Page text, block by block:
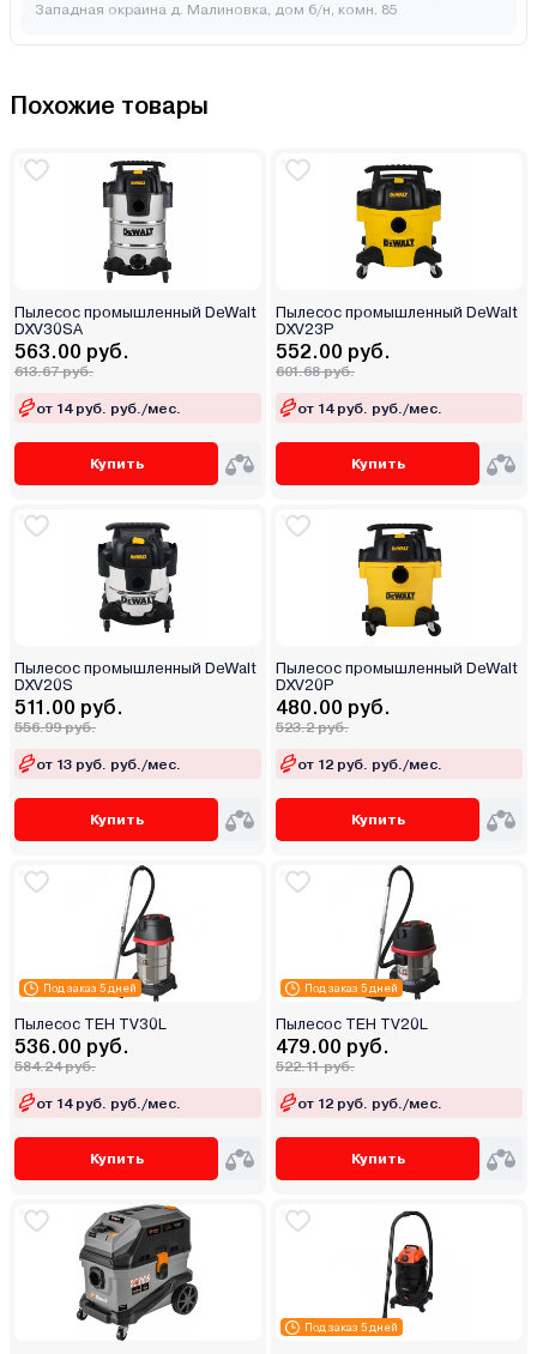
Западная окраина д. Малиновка, дом б/н, комн. 85
Похожие товары
Пылесос промышленный DeWalt
DXV30SA
563.00 руб.
613.67 руб.
от 14 руб. руб./мес.
Купить
Пылесос промышленный DeWalt
DXV23P
552.00 руб.
601.68 руб.
от 14 руб. руб./мес.
Купить
Пылесос промышленный DeWalt
DXV20S
511.00 руб.
556.99 руб.
от 13 руб. руб./мес.
Купить
Пылесос промышленный DeWalt
DXV20P
480.00 руб.
523.2 руб.
от 12 руб. руб./мес.
Купить
Под заказ 5 дней
Пылесос TEH TV30L
536.00 руб.
584.24 руб.
от 14 руб. руб./мес.
Купить
Под заказ 5 дней
Пылесос TEH TV20L
479.00 руб.
522.11 руб.
от 12 руб. руб./мес.
Купить
Под заказ 5 дней